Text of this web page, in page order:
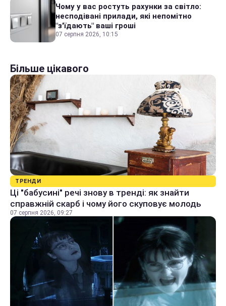
Чому у вас ростуть рахунки за світло:
несподівані прилади, які непомітно
"з'їдають" ваші гроші
07 серпня 2026, 10:15
Більше цікавого
ТРЕНДИ
Ці "бабусині" речі знову в тренді: як знайти
справжній скарб і чому його скуповує молодь
07 серпня 2026, 09:27